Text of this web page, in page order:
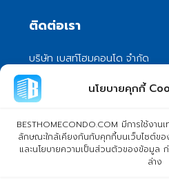
นโยบายคุกกี้
BESTHOMECONDO.COM มีการใช้งา
ลักษณะใกล้เคียงกันกับคุกกี้บนเว็บไซต์ขอ
และนโยบายความเป็นส่วนตัวของข้อมูล
ล่าง
ติดต่อเรา
บริษัท เบสท์โฮมคอนโด จำกัด
101/399 หมู่ 7 แขวงลําผักชี
กรุงเทพมหานคร 10530